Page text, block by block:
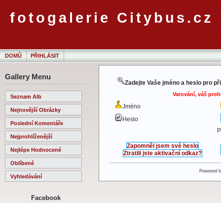
fotogalerie Citybus.cz
DOMŮ PŘIHLÁSIT
Gallery Menu
Seznam Alb
Nejnovější Obrázky
Poslední Komentáře
Nejprohlíženější
Nejlépe Hodnocené
Oblíbené
Vyhledávání
Facebook
Zadejte Vaše jméno a heslo pro
Varování, váš
Jméno
Heslo
Zapomněl jsem své heslo
Ztratili jste aktivační odkaz?
Powered